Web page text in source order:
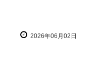
2026年06月02日